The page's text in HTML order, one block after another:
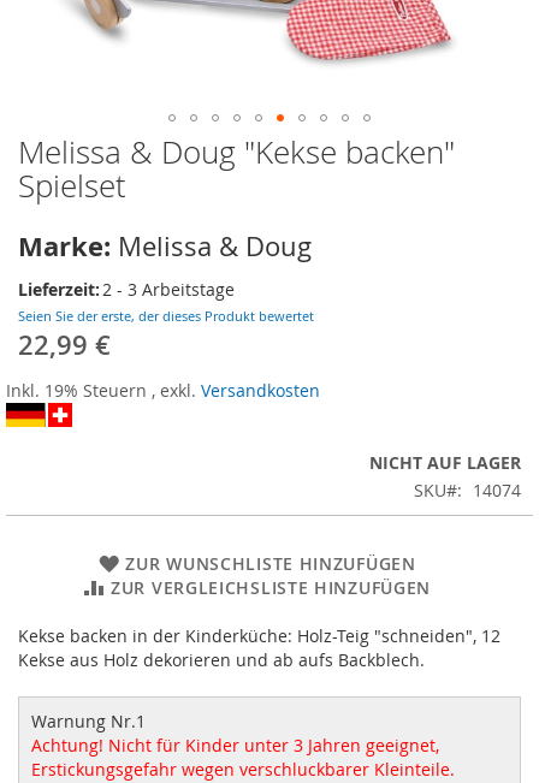
Zum
Anfang
der
springen
Melissa & Doug "Kekse backen"
Spielset
Marke: Melissa & Doug
Lieferzeit:2 - 3 Arbeitstage
Seien Sie der erste, der dieses Produkt bewertet
22,99 €
Inkl. 19% Steuern , exkl. Versandkosten
NICHT AUF LAGER
SKU
14074
ZUR WUNSCHLISTE HINZUFÜGEN
ZUR VERGLEICHSLISTE HINZUFÜGEN
Kekse backen in der Kinderküche: Holz-Teig "schneiden", 12
Kekse aus Holz dekorieren und ab aufs Backblech.
Warnung Nr.1
Achtung! Nicht für Kinder unter 3 Jahren geeignet,
Erstickungsgefahr wegen verschluckbarer Kleinteile.